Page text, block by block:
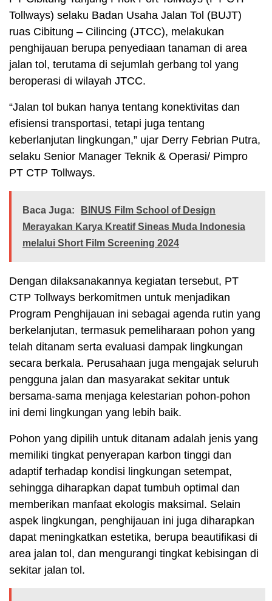
Tollways) selaku Badan Usaha Jalan Tol (BUJT)
ruas Cibitung – Cilincing (JTCC), melakukan
penghijauan berupa penyediaan tanaman di area
jalan tol, terutama di sejumlah gerbang tol yang
beroperasi di wilayah JTCC.
“Jalan tol bukan hanya tentang konektivitas dan
efisiensi transportasi, tetapi juga tentang
keberlanjutan lingkungan,” ujar Derry Febrian Putra,
selaku Senior Manager Teknik & Operasi/ Pimpro
PT CTP Tollways.
Baca Juga:
BINUS Film School of Design
Merayakan Karya Kreatif Sineas Muda Indonesia
melalui Short Film Screening 2024
Dengan dilaksanakannya kegiatan tersebut, PT
CTP Tollways berkomitmen untuk menjadikan
Program Penghijauan ini sebagai agenda rutin yang
berkelanjutan, termasuk pemeliharaan pohon yang
telah ditanam serta evaluasi dampak lingkungan
secara berkala. Perusahaan juga mengajak seluruh
pengguna jalan dan masyarakat sekitar untuk
bersama-sama menjaga kelestarian pohon-pohon
ini demi lingkungan yang lebih baik.
Pohon yang dipilih untuk ditanam adalah jenis yang
memiliki tingkat penyerapan karbon tinggi dan
adaptif terhadap kondisi lingkungan setempat,
sehingga diharapkan dapat tumbuh optimal dan
memberikan manfaat ekologis maksimal. Selain
aspek lingkungan, penghijauan ini juga diharapkan
dapat meningkatkan estetika, berupa beautifikasi di
area jalan tol, dan mengurangi tingkat kebisingan di
sekitar jalan tol.